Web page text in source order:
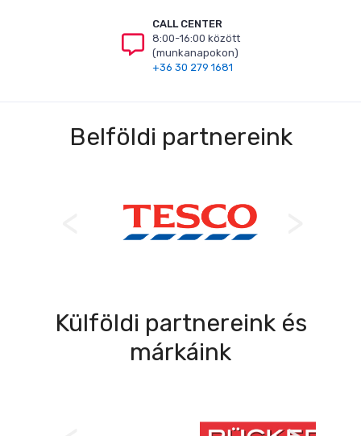
CALL CENTER
8:00-16:00 között
(munkanapokon)
+36 30 279 1681
Belföldi partnereink
Külföldi partnereink és
márkáink